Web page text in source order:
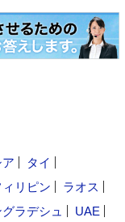
タイ
ィリピン
ラオス
ラデシュ
UAE